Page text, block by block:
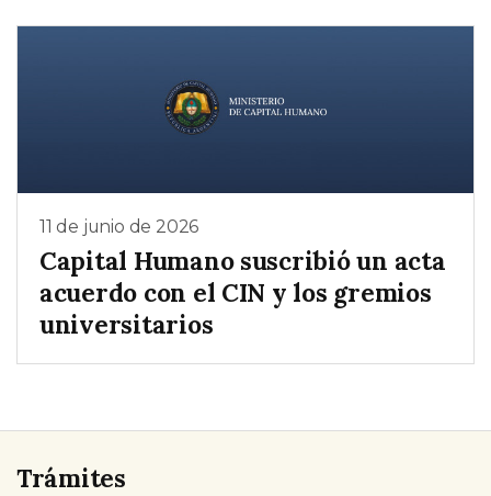
11 de junio de 2026
Capital Humano suscribió un acta
acuerdo con el CIN y los gremios
universitarios
Trámites